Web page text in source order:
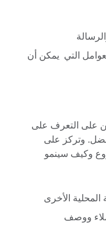
التي يمكن أن
على التعرف على
وتركز على
وكيف سينمو
المحلية الأخرى
ووصف